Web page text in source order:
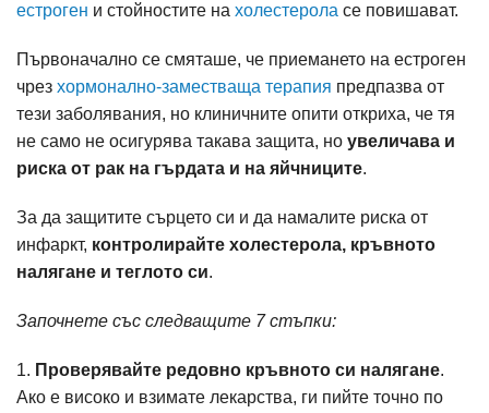
естроген и стойностите на холестерола се повишават.
Първоначално се смяташе, че приемането на естроген
чрез хормонално-заместваща терапия предпазва от
тези заболявания, но клиничните опити откриха, че тя
не само не осигурява такава защита, но увеличава и
риска от рак на гърдата и на яйчниците.
За да защитите сърцето си и да намалите риска от
инфаркт, контролирайте холестерола, кръвното
налягане и теглото си.
Започнете със следващите 7 стъпки:
1. Проверявайте редовно кръвното си налягане.
Ако е високо и взимате лекарства, ги пийте точно по